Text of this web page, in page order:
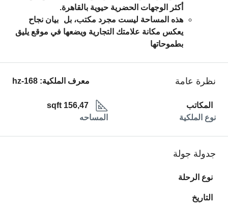
أكثر الوجهات الحضرية حيوية بالقاهرة.
هذه المساحة ليست مجرد مكتب، بل بيان نجاح
يعكس مكانة علامتك التجارية ويضعها في موقع يليق
بطموحاتها
نظرة عامة معرف الملكية:hz-168
المكاتب
نوع الملكية
156,47 sqft
المساحه
جدولة جولة
نوع الرحلة
التاريخ